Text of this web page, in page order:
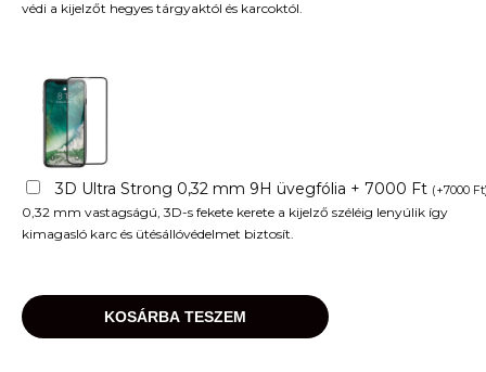
védi a kijelzőt hegyes tárgyaktól és karcoktól.
3D Ultra Strong 0,32 mm 9H üvegfólia + 7000 Ft (+7000 Ft
0,32 mm vastagságú, 3D-s fekete kerete a kijelző széléig lenyúlik így
kimagasló karc és ütésállóvédelmet biztosít.
KOSÁRBA TESZEM